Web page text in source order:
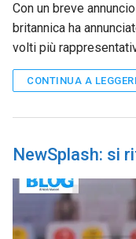
Con un breve
britannica ha
volti più
CONTINUA A
NewSplash: si